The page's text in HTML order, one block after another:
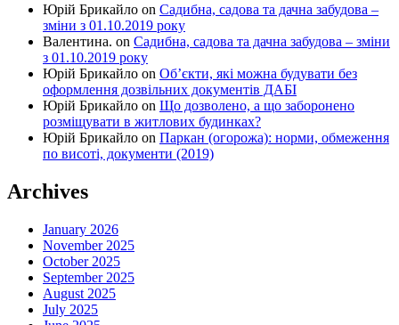
Юрій Брикайло on Садибна, садова та дачна забудова –
зміни з 01.10.2019 року
Валентина. on Садибна, садова та дачна забудова – зміни
з 01.10.2019 року
Юрій Брикайло on Об’єкти, які можна будувати без
оформлення дозвільних документів ДАБІ
Юрій Брикайло on Що дозволено, а що заборонено
розміщувати в житлових будинках?
Юрій Брикайло on Паркан (огорожа): норми, обмеження
по висоті, документи (2019)
Archives
January 2026
November 2025
October 2025
September 2025
August 2025
July 2025